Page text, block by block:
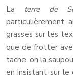
La terre de
particulièrement
grasses sur les
que de frotter
tache, on la
en insistant sur le